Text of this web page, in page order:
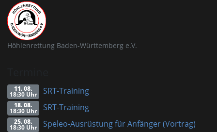
Höhlenrettung Baden-Württemberg e.V.
11. 08.
18:30 Uhr SRT-Training
18. 08.
18:30 Uhr SRT-Training
25. 08.
18:30 Uhr Speleo-Ausrüstung für Anfänger (Vortrag)